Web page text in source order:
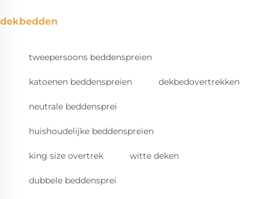
dekbedden
tweepersoons beddenspreien
katoenen beddenspreien dekbedovertrekken
neutrale beddensprei
huishoudelijke beddenspreien
king size overtrek witte deken
dubbele beddensprei